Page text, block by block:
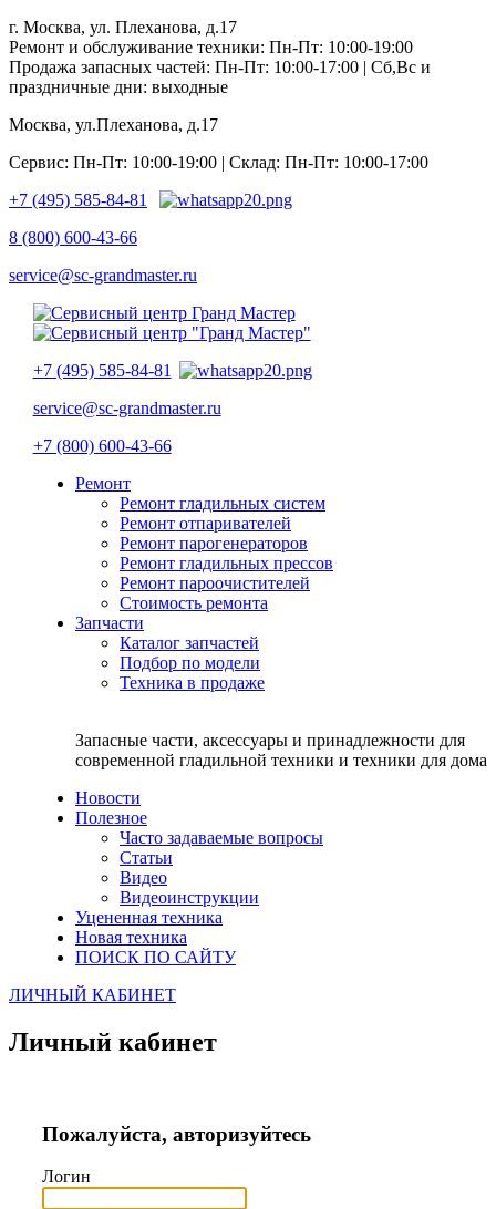
г. Москва, ул. Плеханова, д.17
Ремонт и обслуживание техники: Пн-Пт: 10:00-19:00
Продажа запасных частей: Пн-Пт: 10:00-17:00 | Сб,Вс и
праздничные дни: выходные
Москва, ул.Плеханова, д.17
Сервис: Пн-Пт: 10:00-19:00 | Склад: Пн-Пт: 10:00-17:00
+7 (495) 585-84-81
8 (800) 600-43-66
service@sc-grandmaster.ru
+7 (495) 585-84-81
service@sc-grandmaster.ru
+7 (800) 600-43-66
Ремонт
Ремонт гладильных систем
Ремонт отпаривателей
Ремонт парогенераторов
Ремонт гладильных прессов
Ремонт пароочистителей
Стоимость ремонта
Запчасти
Каталог запчастей
Подбор по модели
Техника в продаже
Запасные части, аксессуары и принадлежности для
современной гладильной техники и техники для дома
Новости
Полезное
Часто задаваемые вопросы
Статьи
Видео
Видеоинструкции
Уцененная техника
Новая техника
ПОИСК ПО САЙТУ
ЛИЧНЫЙ КАБИНЕТ
Личный кабинет
Пожалуйста, авторизуйтесь
Логин